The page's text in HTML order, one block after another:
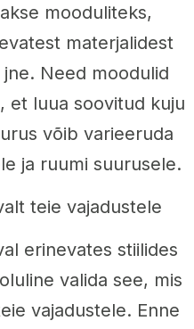
mooduliteks,
materjalidest
Need moodulid
et luua soovitud kuju
võib varieeruda
ja ruumi suurusele.
teie vajadustele
erinevates stiilides
valida see, mis
vajadustele. Enne